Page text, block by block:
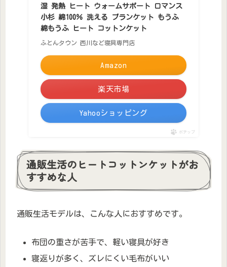
湿 発熱 ヒート ウォームサポート ロマンス
小杉 綿100％ 洗える ブランケット もうふ
綿もうふ ヒート コットンケット
ふとんタウン 西川など寝具専門店
Amazon
楽天市場
Yahooショッピング
ポチップ
通販生活のヒートコットンケットがお
すすめな人
通販生活モデルは、こんな人におすすめです。
布団の重さが苦手で、軽い寝具が好き
寝返りが多く、ズレにくい毛布がいい